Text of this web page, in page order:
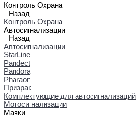
Контроль Охрана
Назад
Контроль Охрана
Автосигнализации
Назад
Автосигнализации
StarLine
Pandect
Pandora
Pharaon
Призрак
Комплектующие для автосигнализаций
Мотосигнализации
Маяки